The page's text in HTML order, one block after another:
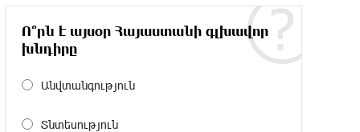
22:40:18 7-08-2026
«Ռեալը» հայտարարել է
Դիոմանդեի տրանսֆերի մասին
22:21:15 7-08-2026
Cherokee»-ն և «Toyota Camry»-ն
Ո՞րն է այսօր Հայաստանի գլխավոր
խնդիրը
Անվտանգություն
Տնտեսություն